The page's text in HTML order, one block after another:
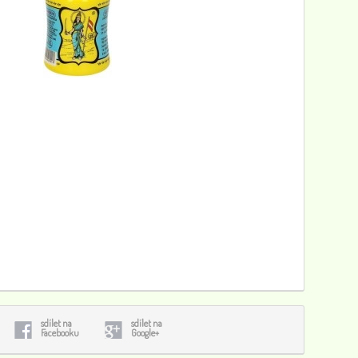
sdílet na
Facebooku
sdílet na
Google+